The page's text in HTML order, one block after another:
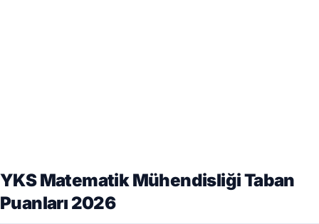
YKS Matematik Mühendisliği Taban
Puanları 2026